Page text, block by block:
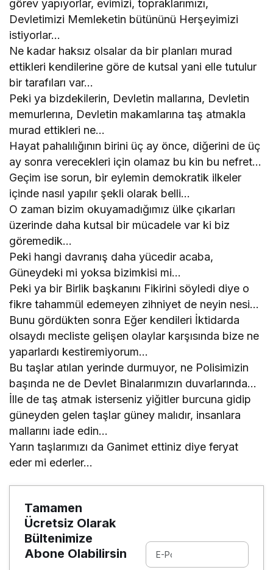
görev yapıyorlar, evimizi, topraklarımızı,
Devletimizi Memleketin bütününü Herşeyimizi
istiyorlar…
Ne kadar haksız olsalar da bir planları murad
ettikleri kendilerine göre de kutsal yani elle tutulur
bir tarafıları var…
Peki ya bizdekilerin, Devletin mallarına, Devletin
memurlerına, Devletin makamlarına taş atmakla
murad ettikleri ne…
Hayat pahalılığının birini üç ay önce, diğerini de üç
ay sonra verecekleri için olamaz bu kin bu nefret…
Geçim ise sorun, bir eylemin demokratik ilkeler
içinde nasıl yapılır şekli olarak belli…
O zaman bizim okuyamadığımız ülke çıkarları
üzerinde daha kutsal bir mücadele var ki biz
göremedik…
Peki hangi davranış daha yücedir acaba,
Güneydeki mi yoksa bizimkisi mi…
Peki ya bir Birlik başkanını Fikirini söyledi diye o
fikre tahammül edemeyen zihniyet de neyin nesi…
Bunu gördükten sonra Eğer kendileri İktidarda
olsaydı mecliste gelişen olaylar karşısında bize ne
yaparlardı kestiremiyorum…
Bu taşlar atılan yerinde durmuyor, ne Polisimizin
başında ne de Devlet Binalarımızın duvarlarında…
İlle de taş atmak isterseniz yiğitler burcuna gidip
güneyden gelen taşlar güney malıdır, insanlara
mallarını iade edin…
Yarın taşlarımızı da Ganimet ettiniz diye feryat
eder mi ederler…
Tamamen
Ücretsiz Olarak
Bültenimize
Abone Olabilirsin